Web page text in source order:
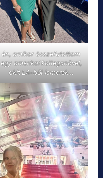
én, amikor összefutottam
egy amerikai kolleganővel,
akit LA-ből ismerek…